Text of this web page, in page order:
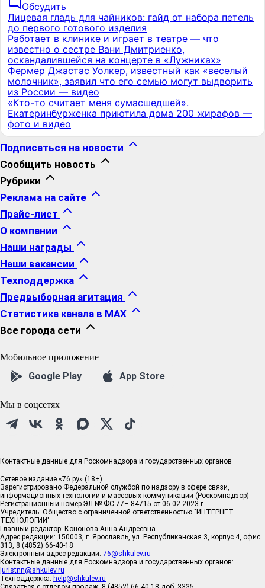
Обсудить
Лицевая гладь для чайников: гайд от набора петель
до первого готового изделия
Работает в клинике и играет в театре — что
известно о сестре Вани Дмитриенко,
оскандалившейся на концерте в «Лужниках»
Фермер Джастас Уолкер, известный как «веселый
молочник», заявил что его семью могут выдворить
из России — видео
«Кто-то считает меня сумасшедшей».
Екатеринбурженка приютила дома 200 жирафов —
фото и видео
Подписаться на новости
Сообщить новость
Рубрики
Реклама на сайте
Прайс-лист
О компании
Наши награды
Наши вакансии
Техподдержка
Предвыборная агитация
Статистика канала в MAX
Все города сети
Мобильное приложение
Google Play App Store
Мы в соцсетях
Контактные данные для Роскомнадзора и государственных органов
Сетевое издание «76.ру» (18+)
Зарегистрировано Федеральной службой по надзору в сфере связи,
информационных технологий и массовых коммуникаций (Роскомнадзор)
Регистрационный номер ЭЛ № ФС 77– 84715 от 06.02.2023 г.
Учредитель: Общество с ограниченной ответственностью "ИНТЕРНЕТ
ТЕХНОЛОГИИ"
Главный редактор: Кононова Анна Андреевна
Адрес редакции: 150003, г. Ярославль, ул. Республиканская 3, корпус 4, офис
313, 8 (4852) 66-40-18
Электронный адрес редакции: 76@shkulev.ru
Контактные данные для Роскомнадзора и государственных органов:
juristnn@shkulev.ru
Техподдержка: help@shkulev.ru